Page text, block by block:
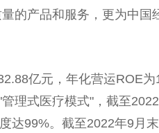
的产品和服务，更为中国
亿元，年化营运ROE
管理式医疗模式"，截至
99%。截至2022年9月